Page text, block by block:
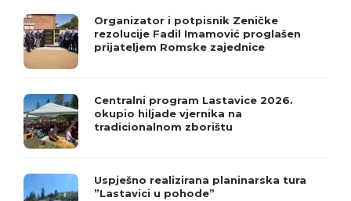
Organizator i potpisnik Zeničke
rezolucije Fadil Imamović proglašen
prijateljem Romske zajednice
Centralni program Lastavice 2026.
okupio hiljade vjernika na
tradicionalnom zborištu
Uspješno realizirana planinarska tura
”Lastavici u pohode”